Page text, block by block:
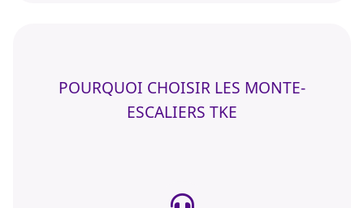
POURQUOI CHOISIR LES MONTE-
ESCALIERS TKE